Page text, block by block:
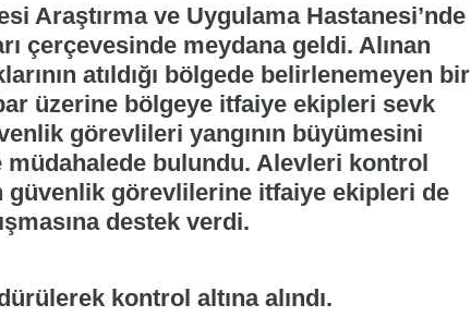
Araştırma ve Uygulama Hastanesi’nde
çerçevesinde meydana geldi. Alınan
atıldığı bölgede belirlenemeyen bir
üzerine bölgeye itfaiye ekipleri sevk
görevlileri yangının büyümesini
bulundu. Alevleri kontrol
güvenlik görevlilerine itfaiye ekipleri de
destek verdi.
kontrol altına alındı.